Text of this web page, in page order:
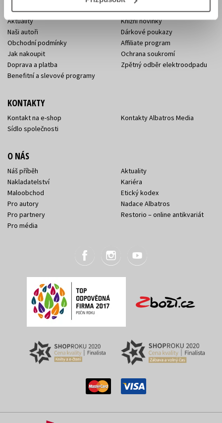
Aktuality
Naši autoři
Obchodní podmínky
Jak nakoupit
Doprava a platba
Benefitní a slevové programy
Knižní novinky
Dárkové poukazy
Affiliate program
Ochrana soukromí
Zpětný odběr elektroodpadu
KONTAKTY
Kontakt na e-shop
Sídlo společnosti
Kontakty Albatros Media
O NÁS
Náš příběh
Nakladatelství
Maloobchod
Pro autory
Pro partnery
Pro média
Aktuality
Kariéra
Etický kodex
Nadace Albatros
Restorio – online antikvariát